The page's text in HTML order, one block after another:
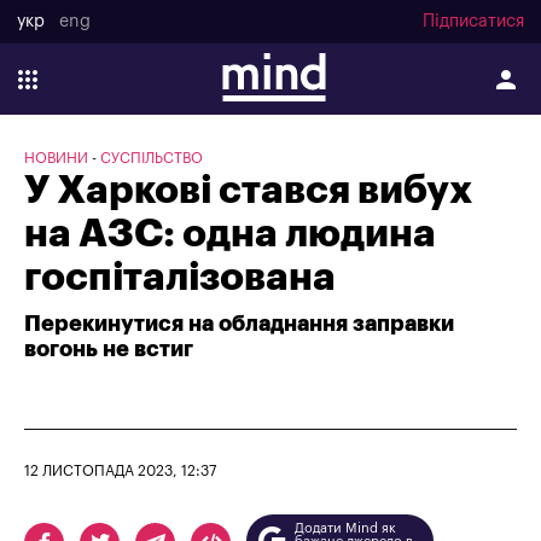
укр eng Підписатися
НОВИНИ СУСПІЛЬСТВО
У Харкові стався вибух
на АЗС: одна людина
госпіталізована
Перекинутися на обладнання заправки
вогонь не встиг
12 ЛИСТОПАДА 2023, 12:37
Додати Mind як